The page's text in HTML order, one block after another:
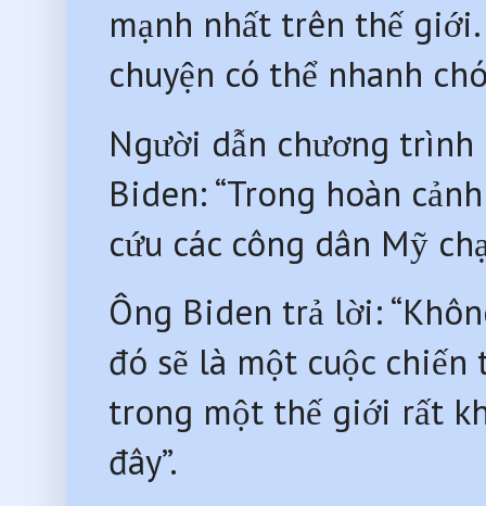
mạnh nhất trên thế
chuyện có thể nhanh
Người dẫn chương trình
Biden: “Trong hoàn
cứu các công dân Mỹ
Ông Biden trả lời:
đó sẽ là một cuộc
trong một thế giới rất
đây”.